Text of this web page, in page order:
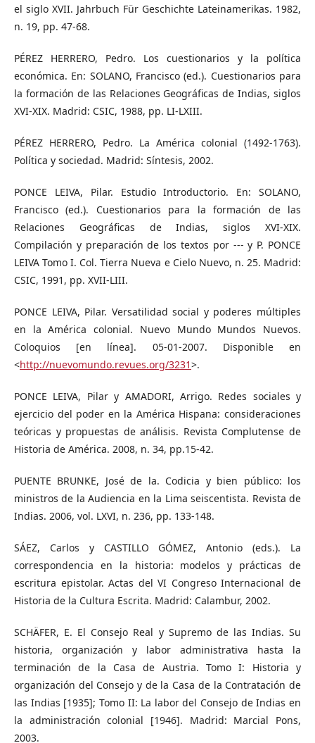
el siglo XVII. Jahrbuch Für Geschichte Lateinamerikas. 1982,
n. 19, pp. 47-68.
PÉREZ HERRERO, Pedro. Los cuestionarios y la política
económica. En: SOLANO, Francisco (ed.). Cuestionarios para
la formación de las Relaciones Geográficas de Indias, siglos
XVI-XIX. Madrid: CSIC, 1988, pp. LI-LXIII.
PÉREZ HERRERO, Pedro. La América colonial (1492-1763).
Política y sociedad. Madrid: Síntesis, 2002.
PONCE LEIVA, Pilar. Estudio Introductorio. En: SOLANO,
Francisco (ed.). Cuestionarios para la formación de las
Relaciones Geográficas de Indias, siglos XVI-XIX.
Compilación y preparación de los textos por --- y P. PONCE
LEIVA Tomo I. Col. Tierra Nueva e Cielo Nuevo, n. 25. Madrid:
CSIC, 1991, pp. XVII-LIII.
PONCE LEIVA, Pilar. Versatilidad social y poderes múltiples
en la América colonial. Nuevo Mundo Mundos Nuevos.
Coloquios [en línea]. 05-01-2007. Disponible en
<http://nuevomundo.revues.org/3231>.
PONCE LEIVA, Pilar y AMADORI, Arrigo. Redes sociales y
ejercicio del poder en la América Hispana: consideraciones
teóricas y propuestas de análisis. Revista Complutense de
Historia de América. 2008, n. 34, pp.15-42.
PUENTE BRUNKE, José de la. Codicia y bien público: los
ministros de la Audiencia en la Lima seiscentista. Revista de
Indias. 2006, vol. LXVI, n. 236, pp. 133-148.
SÁEZ, Carlos y CASTILLO GÓMEZ, Antonio (eds.). La
correspondencia en la historia: modelos y prácticas de
escritura epistolar. Actas del VI Congreso Internacional de
Historia de la Cultura Escrita. Madrid: Calambur, 2002.
SCHÄFER, E. El Consejo Real y Supremo de las Indias. Su
historia, organización y labor administrativa hasta la
terminación de la Casa de Austria. Tomo I: Historia y
organización del Consejo y de la Casa de la Contratación de
las Indias [1935]; Tomo II: La labor del Consejo de Indias en
la administración colonial [1946]. Madrid: Marcial Pons,
2003.